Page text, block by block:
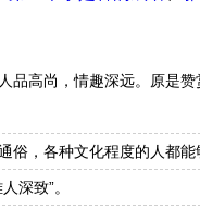
品高尚，情趣深远。原是
俗，各种文化程度的人都能
深致”。